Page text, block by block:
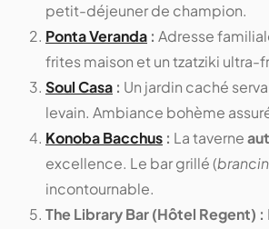
petit-déjeuner de champion.
Ponta Veranda : Adresse
frites maison et un tzatziki ultra-
Soul Casa : Un jardin caché
levain. Ambiance bohème
Konoba Bacchus : La taverne
excellence. Le bar grillé (brancin
incontournable.
The Library Bar (Hôtel Regent) :